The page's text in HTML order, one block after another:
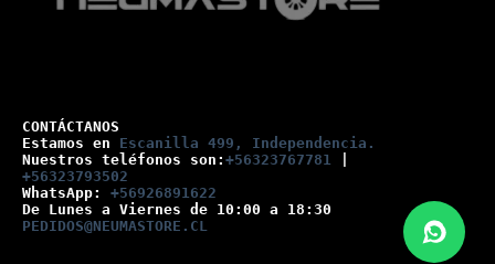
CONTÁCTANOS
Estamos en Escanilla 499, Independencia.
Nuestros teléfonos son: +56323767781
+56323793502
WhatsApp: +56926891622
De Lunes a Viernes de 10:00 a 18:30
PEDIDOS@NEUMASTORE.CL